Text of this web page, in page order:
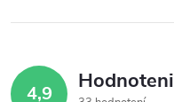
v
y 4,9